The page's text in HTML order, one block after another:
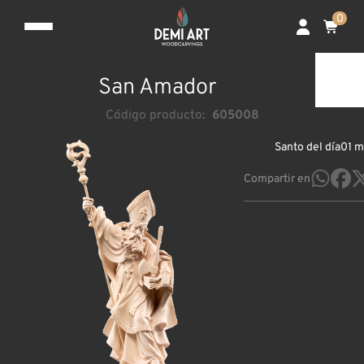
0
San Amador
Código producto: 605008
Santo del día01
Compartir en